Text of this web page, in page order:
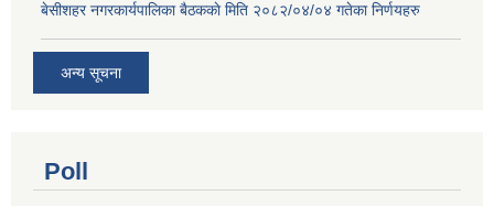
बे‍‍सीशहर नगरकार्यपालिका बैठककाे मिति २०८२/०४/०४ गतेका निर्णयहरु
अन्य सूचना
Poll